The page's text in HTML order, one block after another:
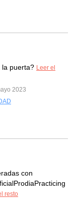
la puerta? Leer el
2023
con
resto